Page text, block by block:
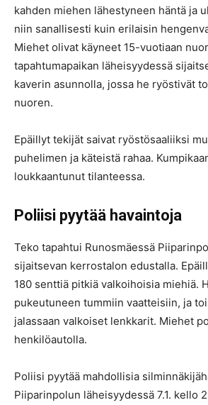
kahden miehen lähestyneen häntä ja
niin sanallisesti kuin erilaisin
Miehet olivat käyneet 15-vuotiaan
tapahtumapaikan läheisyydessä
kaverin asunnolla, jossa he ryöstivät
nuoren.
Epäillyt tekijät saivat ryöstösaaliiksi
puhelimen ja käteistä rahaa.
loukkaantunut tilanteessa.
Poliisi pyytää havaintoja
Teko tapahtui Runosmäessä
sijaitsevan kerrostalon edustalla.
180 senttiä pitkiä valkoihoisia miehiä.
pukeutuneen tummiin vaatteisiin, ja
jalassaan valkoiset lenkkarit. Miehet
henkilöautolla.
Poliisi pyytää mahdollisia
Piiparinpolun läheisyydessä 7.1. kello